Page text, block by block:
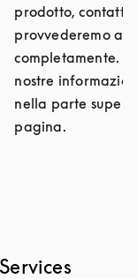
prodotto,
provvederemo a
completamente.
nostre
nella parte
pagina.